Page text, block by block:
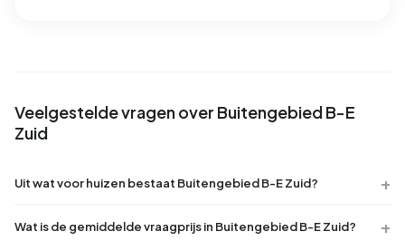
Veelgestelde vragen over Buitengebied B-E
Zuid
Uit wat voor huizen bestaat Buitengebied B-E Zuid?
Wat is de gemiddelde vraagprijs in Buitengebied B-E Zuid?